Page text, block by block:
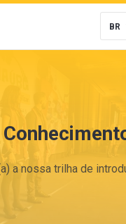
BR
a nossa trilha de